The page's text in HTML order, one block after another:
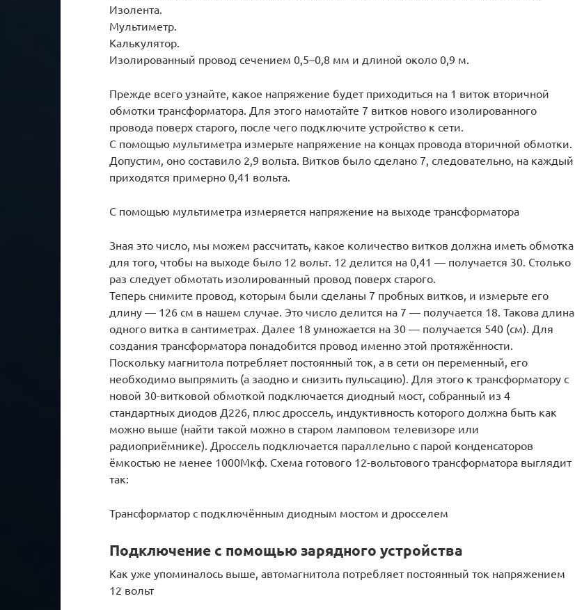
Изолента.
Мультиметр.
Калькулятор.
Изолированный провод сечением 0,5–0,8 мм и длиной около 0,9 м.
Прежде всего узнайте, какое напряжение будет приходиться на 1 виток вторичной
обмотки трансформатора. Для этого намотайте 7 витков нового изолированного
провода поверх старого, после чего подключите устройство к сети.
С помощью мультиметра измерьте напряжение на концах провода вторичной обмотки.
Допустим, оно составило 2,9 вольта. Витков было сделано 7, следовательно, на каждый
приходятся примерно 0,41 вольта.
С помощью мультиметра измеряется напряжение на выходе трансформатора
Зная это число, мы можем рассчитать, какое количество витков должна иметь обмотка
для того, чтобы на выходе было 12 вольт. 12 делится на 0,41 — получается 30. Столько
раз следует обмотать изолированный провод поверх старого.
Теперь снимите провод, которым были сделаны 7 пробных витков, и измерьте его
длину — 126 см в нашем случае. Это число делится на 7 — получается 18. Такова длина
одного витка в сантиметрах. Далее 18 умножается на 30 — получается 540 (см). Для
создания трансформатора понадобится провод именно этой протяжённости.
Поскольку магнитола потребляет постоянный ток, а в сети он переменный, его
необходимо выпрямить (а заодно и снизить пульсацию). Для этого к трансформатору с
новой 30-витковой обмоткой подключается диодный мост, собранный из 4
стандартных диодов Д226, плюс дроссель, индуктивность которого должна быть как
можно выше (найти такой можно в старом ламповом телевизоре или
радиоприёмнике). Дроссель подключается параллельно с парой конденсаторов
ёмкостью не менее 1000Мкф. Схема готового 12-вольтового трансформатора выглядит
так:
Трансформатор с подключённым диодным мостом и дросселем
Подключение с помощью зарядного устройства
Как уже упоминалось выше, автомагнитола потребляет постоянный ток напряжением
12 вольт